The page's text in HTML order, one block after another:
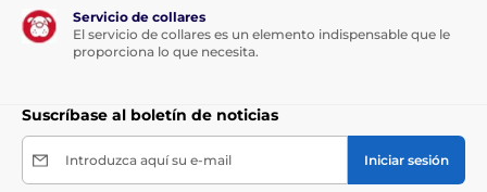
Gran capacidad de dispensador
El dispensador de pequeño tamaño pero gran
dispensador Petkit cuenta con una estructura sellada
que mantiene las croquetas frescas durante mucho
tiempo. La abertura por la que se vierten las croquetas
en el cuenco se cierra automáticamente, por lo que no
Servicio de collares
El servicio de collares es un elemento indispensable que le
proporciona lo que necesita.
Suscríbase al boletín de noticias
Introduzca aquí su e-mail Iniciar sesión